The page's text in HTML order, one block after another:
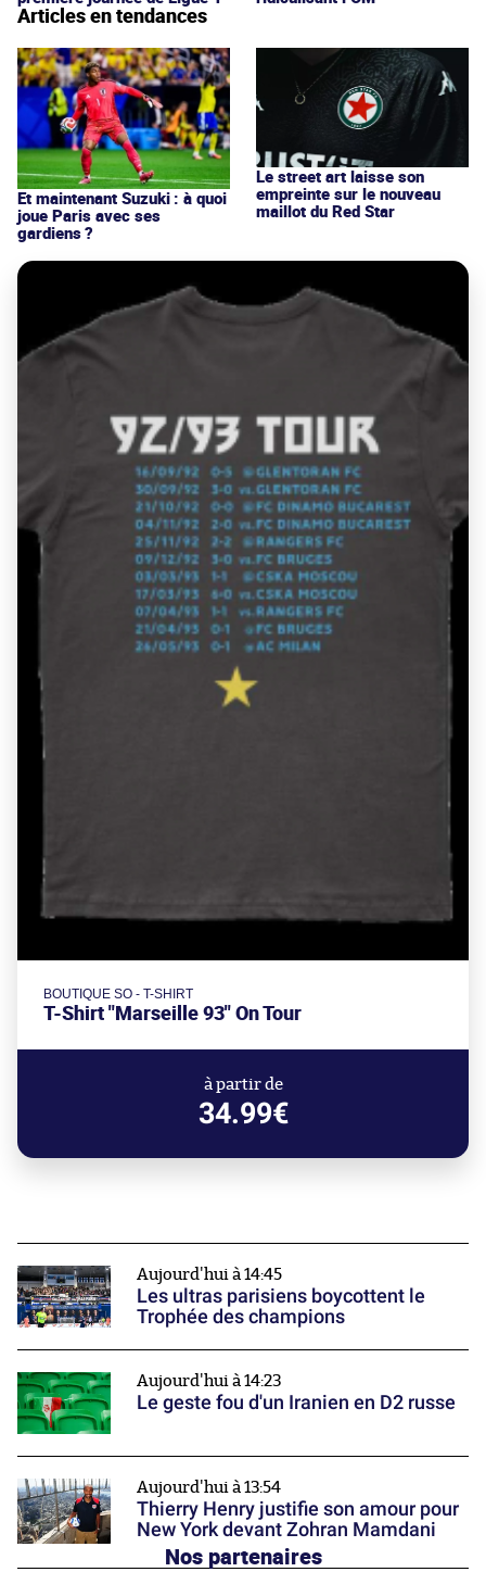
Articles en tendances
Et maintenant Suzuki : à quoi
joue Paris avec ses
gardiens ?
Le street art laisse son
empreinte sur le nouveau
maillot du Red Star
BOUTIQUE SO - T-SHIRT
T-Shirt "Marseille 93" On Tour
à partir de
34.99€
Aujourd'hui à 14:45
Les ultras parisiens boycottent le
Trophée des champions
Aujourd'hui à 14:23
Le geste fou d'un Iranien en D2 russe
Aujourd'hui à 13:54
Thierry Henry justifie son amour pour
New York devant Zohran Mamdani
Nos partenaires